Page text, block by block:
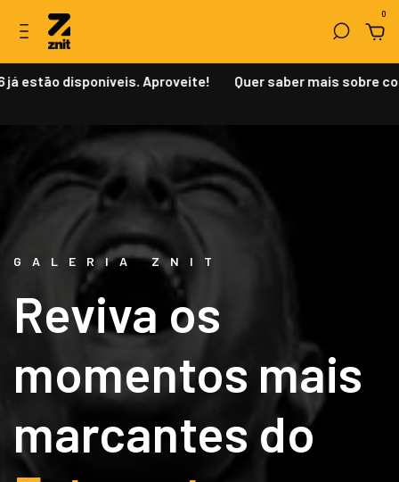
0
estão disponíveis. Aproveite! Quer saber mais sobre
Estreantes 2026 - Escolha sua
categoria
GALERIA ZNIT
Reviva os
momentos mais
marcantes do